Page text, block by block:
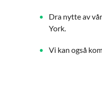
Dra nytte av
York.
Vi kan også